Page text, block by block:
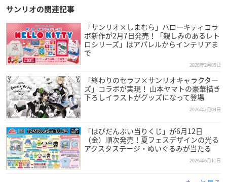
サンリオの関連記事
「サンリオ×しまむら」ハローキティコラ
ボ新作が2月7日発売！「親しみのあるレト
ロシリーズ」はアパレルからインテリアま
で
2026年2月05日
「終わりのセラフ×サンリオキャラクター
ズ」コラボが実現！ 山本ヤマトの豪華描き
下ろしイラストがグッズになって登場
2026年2月04日
「はぴだんぶい当りくじ」が6月12日
（金）順次発売！夏フェスデザインの光る
アクスタステージ・ぬいぐるみが当たる
2026年6月11日